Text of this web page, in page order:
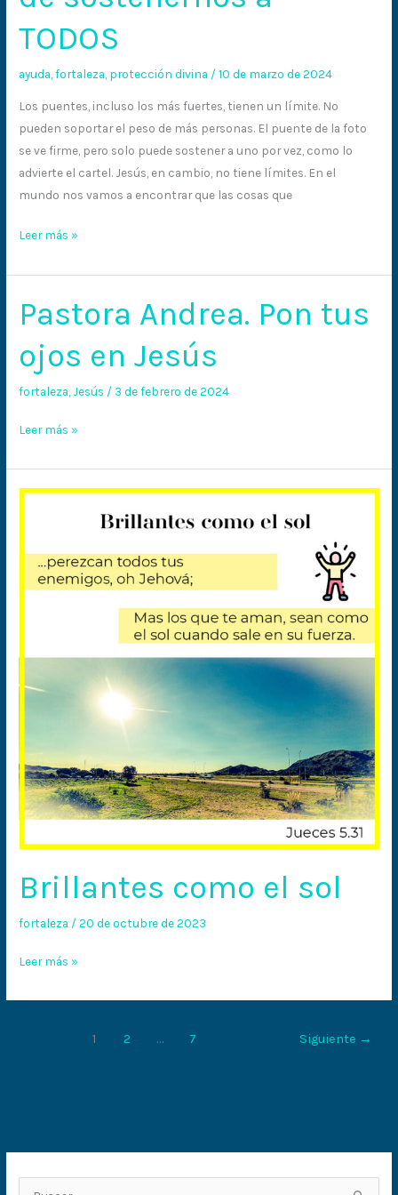
TODOS
ayuda ,fortaleza protección divina /10 de marzo de 2024
Los puentes, incluso los más fuertes, tienen un límite. No
pueden soportar el peso de más personas. El puente de la foto
se ve firme, pero solo puede sostener a uno por vez, como lo
advierte el cartel. Jesús, en cambio, no tiene límites. En el
mundo nos vamos a encontrar que las cosas que
Leer más »
Pastora Andrea. Pon tus
ojos en Jesús
fortaleza, Jesús / 3 de febrero de 2024
Pastora
Andrea.
Pon
tus
ojos
Jesús
Leer más »
Brillantes como el sol
fortaleza /20 de octubre de 2023
Brillantes
Leer más »
1 2 … 7 Siguiente →